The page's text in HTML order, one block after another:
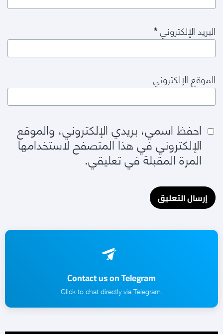
البريد الإلكتروني*
الموقع الإلكتروني
احفظ اسمي، بريدي الإلكتروني، والموقع
الإلكتروني في هذا المتصفح لاستخدامها
المرة المقبلة في تعليقي.
Contact us on Telegram
.Click to chat directly via Telegram